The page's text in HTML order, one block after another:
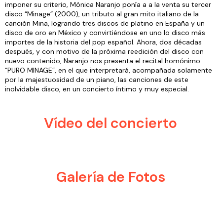
imponer su criterio, Mónica Naranjo ponía a a la venta su tercer
disco “Minage” (2000), un tributo al gran mito italiano de la
canción Mina, logrando tres discos de platino en España y un
disco de oro en México y convirtiéndose en uno lo disco más
importes de la historia del pop español. Ahora, dos décadas
después, y con motivo de la próxima reedición del disco con
nuevo contenido, Naranjo nos presenta el recital homónimo
“PURO MINAGE”, en el que interpretará, acompañada solamente
por la majestuosidad de un piano, las canciones de este
inolvidable disco, en un concierto íntimo y muy especial.
Vídeo del concierto
Galería de Fotos